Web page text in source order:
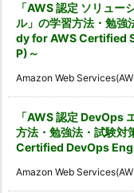
「AWS 認定 ソリュー
ル」の学習方法・勉
dy for AWS Certified
P)～
Amazon Web
「AWS 認定 DevOps
方法・勉強法・試験
Certified DevOps
Amazon Web